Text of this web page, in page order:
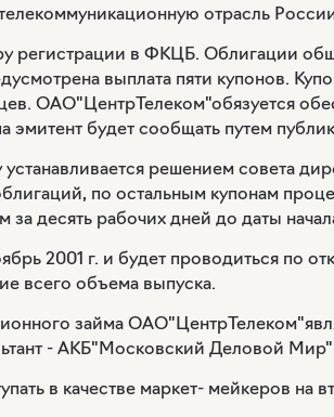
отрасль
регистрации в ФКЦБ. Облигации
выплата пяти купонов.
ОАО"ЦентрТелеком"обязуется
эмитент будет сообщать путем
решением совета
по остальным купонам
десять рабочих дней до даты
2001 г. и будет проводиться по
всего объема выпуска.
займа
- АКБ"Московский Деловой
в качестве маркет- мейкеров